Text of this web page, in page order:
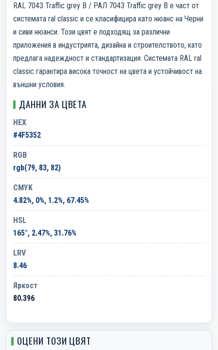
RAL 7043 Traffic grey B / РАЛ 7043 Traffic grey B е част от
системата ral classic и се класифицира като нюанс на Черни
и сиви нюанси. Този цвят е подходящ за различни
приложения в индустрията, дизайна и строителството, като
предлага надеждност и стандартизация. Системата RAL ral
classic гарантира висока точност на цвета и устойчивост на
външни условия.
ДАННИ ЗА ЦВЕТА
HEX
#4F5352
RGB
rgb(79, 83, 82)
CMYK
4.82%, 0%, 1.2%, 67.45%
HSL
165°, 2.47%, 31.76%
LRV
8.46
Яркост
80.396
ОЦЕНИ ТОЗИ ЦВЯТ